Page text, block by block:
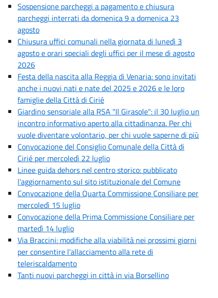
Sospensione parcheggi a pagamento e chiusura
parcheggi interrati da domenica 9 a domenica 23
agosto
Chiusura uffici comunali nella giornata di lunedì 3
agosto e orari speciali degli uffici per il mese di agosto
2026
Festa della nascita alla Reggia di Venaria: sono invitati
anche i nuovi nati e nate del 2025 e 2026 e le loro
famiglie della Città di Cirié
Giardino sensoriale alla RSA "Il Girasole": il 30 luglio un
incontro informativo aperto alla cittadinanza. Per chi
vuole diventare volontario, per chi vuole saperne di più
Convocazione del Consiglio Comunale della Città di
Cirié per mercoledì 22 luglio
Linee guida dehors nel centro storico: pubblicato
l’aggiornamento sul sito istituzionale del Comune
Convocazione della Quarta Commissione Consiliare per
mercoledì 15 luglio
Convocazione della Prima Commissione Consiliare per
martedì 14 luglio
Via Braccini: modifiche alla viabilità nei prossimi giorni
per consentire l’allacciamento alla rete di
teleriscaldamento
Tanti nuovi parcheggi in città in via Borsellino